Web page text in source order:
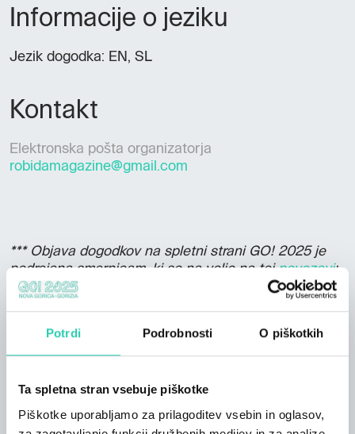
Potrdi Podrobnosti O piškotkih
Ta spletna stran vsebuje piškotke
Piškotke uporabljamo za prilagoditev vsebin in oglasov,
Informacije o jeziku
Jezik dogodka: EN, SL
Kontakt
Elektronska pošta organizatorja
robidamagazine@gmail.com
*** Objava dogodkov na spletni strani GO! 2025 je
podrejena smernicam, ki so na voljo na tejpovezavi;
ne moremo jamčiti za točnost in ažurnost vseh
informacij na tem spletnem mestu. Stran GO! 2025 v
Priporočamo vam, da se obrnete na organizatorja
dogodka in preverite točnost informacij, ki vas